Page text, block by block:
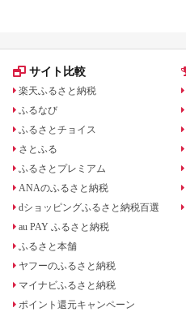
サイト比較
楽天ふるさと納税
ふるなび
ふるさとチョイス
さとふる
ふるさとプレミアム
ANAのふるさと納税
dショッピングふるさと納税百選
au PAY ふるさと納税
ふるさと本舗
ヤフーのふるさと納税
マイナビふるさと納税
ポイント還元キャンペーン